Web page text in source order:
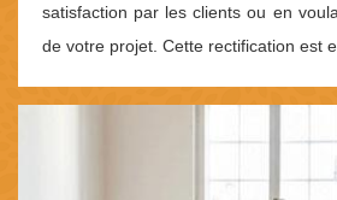
satisfaction par les clients ou en
de votre projet. Cette rectification est